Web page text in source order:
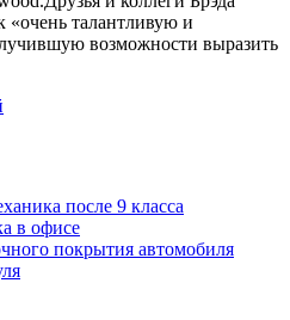
«очень талантливую и
возможности выразить
после 9 класса
в офисе
покрытия автомобиля